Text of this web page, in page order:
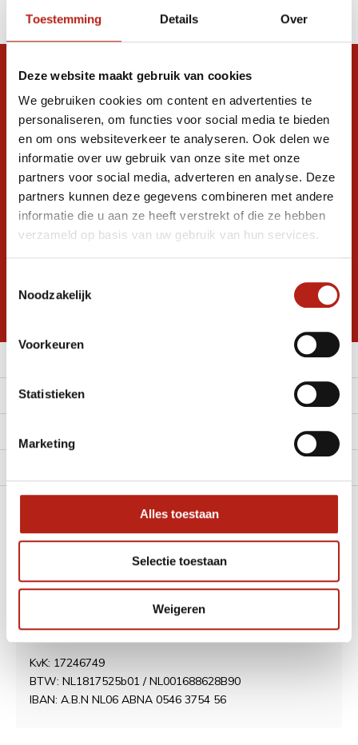
Toestemming Details Over
Deze website maakt gebruik van cookies
We gebruiken cookies om content en advertenties te
personaliseren, om functies voor social media te bieden
en om ons websiteverkeer te analyseren. Ook delen we
informatie over uw gebruik van onze site met onze
partners voor social media, adverteren en analyse. Deze
partners kunnen deze gegevens combineren met andere
informatie die u aan ze heeft verstrekt of die ze hebben
verzameld op basis van uw gebruik van hun services.
Noodzakelijk
Voorkeuren
Statistieken
Marketing
Alles toestaan
Selectie toestaan
Weigeren
Snel antwoord op je vraag?
Stel je vraag in de chat, en we helpen je
graag verder. 24/7
Volg ons
Ontvang de nieuwste aanbiedingen en
promoties
korting
Klantenservice
Diepenbrockstraat 6 (geen winkel)
KvK: 17246749
BTW: NL1817525b01 / NL001688628B90
IBAN: A.B.N NL06 ABNA 0546 3754 56